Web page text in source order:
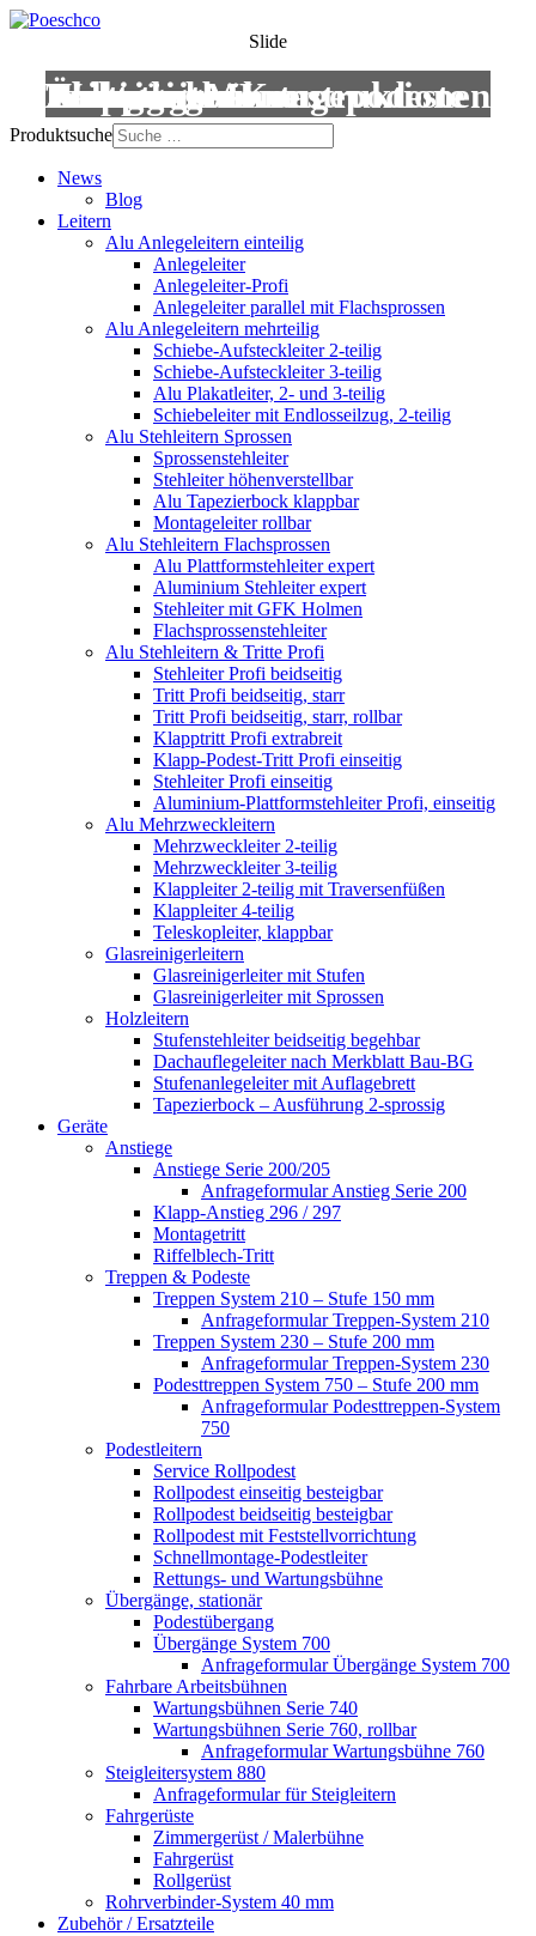
Slide
Leitern
Treppen
Anstiege
Podestleitern
Roll- und Montagepodeste
Wartungsbühnen
Übergänge
Aluminium-Konstruktionen
Produktsuche
News
Blog
Leitern
Alu Anlegeleitern einteilig
Anlegeleiter
Anlegeleiter-Profi
Anlegeleiter parallel mit Flachsprossen
Alu Anlegeleitern mehrteilig
Schiebe-Aufsteckleiter 2-teilig
Schiebe-Aufsteckleiter 3-teilig
Alu Plakatleiter, 2- und 3-teilig
Schiebeleiter mit Endlosseilzug, 2-teilig
Alu Stehleitern Sprossen
Sprossenstehleiter
Stehleiter höhenverstellbar
Alu Tapezierbock klappbar
Montageleiter rollbar
Alu Stehleitern Flachsprossen
Alu Plattformstehleiter expert
Aluminium Stehleiter expert
Stehleiter mit GFK Holmen
Flachsprossenstehleiter
Alu Stehleitern & Tritte Profi
Stehleiter Profi beidseitig
Tritt Profi beidseitig, starr
Tritt Profi beidseitig, starr, rollbar
Klapptritt Profi extrabreit
Klapp-Podest-Tritt Profi einseitig
Stehleiter Profi einseitig
Aluminium-Plattformstehleiter Profi, einseitig
Alu Mehrzweckleitern
Mehrzweckleiter 2-teilig
Mehrzweckleiter 3-teilig
Klappleiter 2-teilig mit Traversenfüßen
Klappleiter 4-teilig
Teleskopleiter, klappbar
Glasreinigerleitern
Glasreinigerleiter mit Stufen
Glasreinigerleiter mit Sprossen
Holzleitern
Stufenstehleiter beidseitig begehbar
Dachauflegeleiter nach Merkblatt Bau-BG
Stufenanlegeleiter mit Auflagebrett
Tapezierbock – Ausführung 2-sprossig
Geräte
Anstiege
Anstiege Serie 200/205
Anfrageformular Anstieg Serie 200
Klapp-Anstieg 296 / 297
Montagetritt
Riffelblech-Tritt
Treppen & Podeste
Treppen System 210 – Stufe 150 mm
Anfrageformular Treppen-System 210
Treppen System 230 – Stufe 200 mm
Anfrageformular Treppen-System 230
Podesttreppen System 750 – Stufe 200 mm
Anfrageformular Podesttreppen-System
750
Podestleitern
Service Rollpodest
Rollpodest einseitig besteigbar
Rollpodest beidseitig besteigbar
Rollpodest mit Feststellvorrichtung
Schnellmontage-Podestleiter
Rettungs- und Wartungsbühne
Übergänge, stationär
Podestübergang
Übergänge System 700
Anfrageformular Übergänge System 700
Fahrbare Arbeitsbühnen
Wartungsbühnen Serie 740
Wartungsbühnen Serie 760, rollbar
Anfrageformular Wartungsbühne 760
Steigleitersystem 880
Anfrageformular für Steigleitern
Fahrgerüste
Zimmergerüst / Malerbühne
Fahrgerüst
Rollgerüst
Rohrverbinder-System 40 mm
Zubehör / Ersatzteile